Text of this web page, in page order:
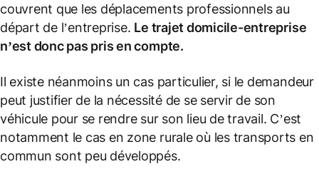
couvrent que les déplacements professionnels au
départ de l’entreprise. Le trajet domicile-entreprise
n’est donc pas pris en compte.
Il existe néanmoins un cas particulier, si le demandeur
peut justifier de la nécessité de se servir de son
véhicule pour se rendre sur son lieu de travail. C’est
notamment le cas en zone rurale où les transports en
commun sont peu développés.